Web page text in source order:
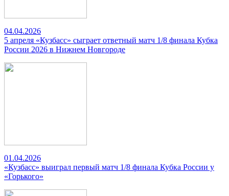
04.04.2026
5 апреля «Кузбасс» сыграет ответный матч 1/8 финала Кубка
России 2026 в Нижнем Новгороде
01.04.2026
«Кузбасс» выиграл первый матч 1/8 финала Кубка России у
«Горького»